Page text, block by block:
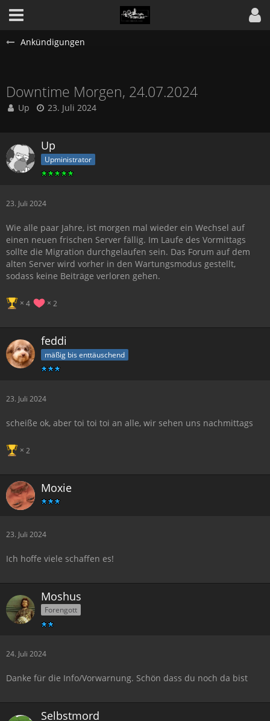
Ankündigungen
Downtime Morgen, 24.07.2024
Up 23. Juli 2024
Up
Upministrator
23. Juli 2024
Wie alle paar Jahre, ist morgen mal wieder ein Wechsel auf
einen neuen frischen Server fällig. Im Laufe des Vormittags
sollte die Migration durchgelaufen sein. Das Forum auf dem
alten Server wird vorher in den Wartungsmodus gestellt,
sodass keine Beiträge verloren gehen.
4 2
feddi
mäßig bis enttäuschend
23. Juli 2024
scheiße ok, aber toi toi toi an alle, wir sehen uns nachmittags
2
Moxie
23. Juli 2024
Ich hoffe viele schaffen es!
Moshus
Forengott
24. Juli 2024
Danke für die Info/Vorwarnung. Schön dass du noch da bist
Selbstmord